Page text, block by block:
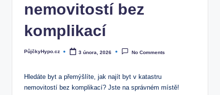
nemovitostí bez
komplikací
Posted
PůjčkyHypo.cz 3 února, 2026 No Comments
Hledáte byt ‍a ‍přemýšlíte,​ jak najít byt v katastru
nemovitostí ‌bez komplikací?‍ Jste na ‍správném místě!